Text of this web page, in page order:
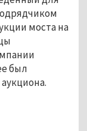
моста на
был